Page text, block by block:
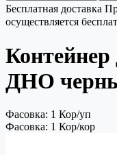
Бесплатная доставка
осуществляется
Контейнер
ДНО
Фасовка: 1 Кор/уп
Фасовка: 1 Кор/кор